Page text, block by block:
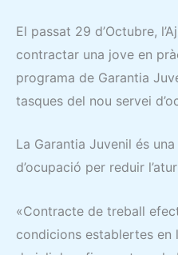
El passat 29 d’Octubre,
contractar una jove en
programa de Garantia
tasques del nou servei
La Garantia Juvenil és
d’ocupació per reduir
«Contracte de treball
condicions establertes en